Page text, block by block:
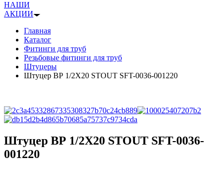
НАШИ
АКЦИИ
Главная
Каталог
Фитинги для труб
Резьбовые фитинги для труб
Штуцеры
Штуцер ВР 1/2X20 STOUT SFT-0036-001220
Штуцер ВР 1/2X20 STOUT SFT-0036-
001220